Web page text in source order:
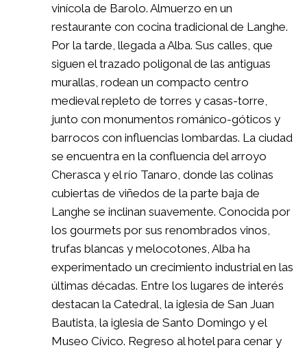
vinícola de Barolo. Almuerzo en un
restaurante con cocina tradicional de Langhe.
Por la tarde, llegada a Alba. Sus calles, que
siguen el trazado poligonal de las antiguas
murallas, rodean un compacto centro
medieval repleto de torres y casas-torre,
junto con monumentos románico-góticos y
barrocos con influencias lombardas. La ciudad
se encuentra en la confluencia del arroyo
Cherasca y el río Tanaro, donde las colinas
cubiertas de viñedos de la parte baja de
Langhe se inclinan suavemente. Conocida por
los gourmets por sus renombrados vinos,
trufas blancas y melocotones, Alba ha
experimentado un crecimiento industrial en las
últimas décadas. Entre los lugares de interés
destacan la Catedral, la iglesia de San Juan
Bautista, la iglesia de Santo Domingo y el
Museo Cívico. Regreso al hotel para cenar y